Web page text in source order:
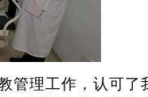
管理工作，认可了